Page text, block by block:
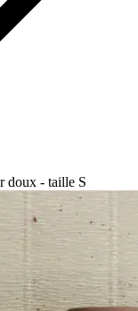
doux - taille S